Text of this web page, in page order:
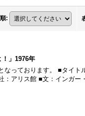
:
」1976年
っております。 ■タイト
：アリス館 ■文：インガ